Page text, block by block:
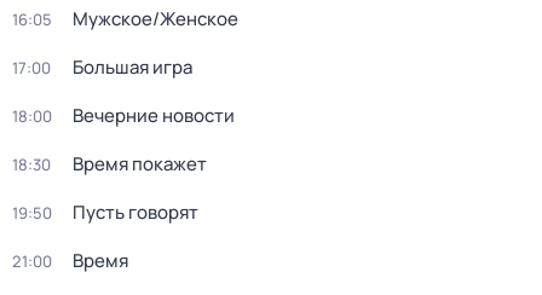
16:05 Мужское/Женское
17:00 Большая игра
18:00 Вечерние новости
18:30 Время покажет
19:50 Пусть говорят
21:00 Время